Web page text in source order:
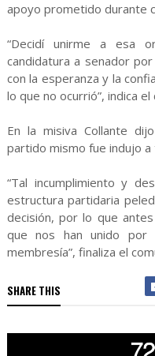
apoyo prometido durante
“Decidí unirme a esa
candidatura a senador
con la esperanza y la
lo que no ocurrió”, indica el
En la misiva Collante
partido mismo fue indujo a
“Tal incumplimiento y
estructura partidaria
decisión, por lo que
que nos han unido
membresía”, finaliza el
SHARE THIS